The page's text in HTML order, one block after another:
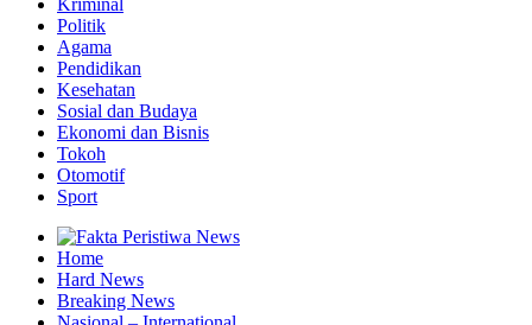
Kriminal
Politik
Agama
Pendidikan
Kesehatan
Sosial dan Budaya
Ekonomi dan Bisnis
Tokoh
Otomotif
Sport
Home
Hard News
Breaking News